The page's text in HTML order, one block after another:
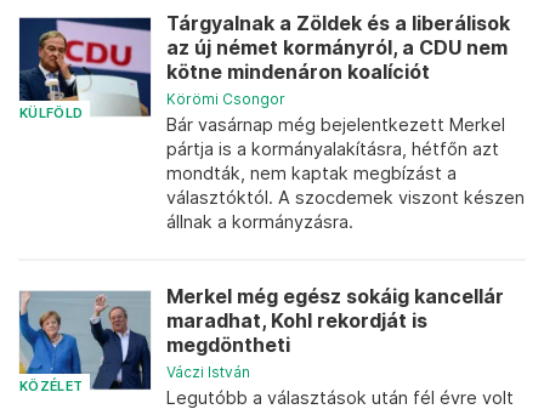
KÜLFÖLD
Tárgyalnak a Zöldek és a liberálisok
az új német kormányról, a CDU nem
kötne mindenáron koalíciót
Körömi Csongor
Bár vasárnap még bejelentkezett Merkel
pártja is a kormányalakításra, hétfőn azt
mondták, nem kaptak megbízást a
választóktól. A szocdemek viszont készen
állnak a kormányzásra.
KÖZÉLET
Merkel még egész sokáig kancellár
maradhat, Kohl rekordját is
megdöntheti
Váczi István
Legutóbb a választások után fél évre volt